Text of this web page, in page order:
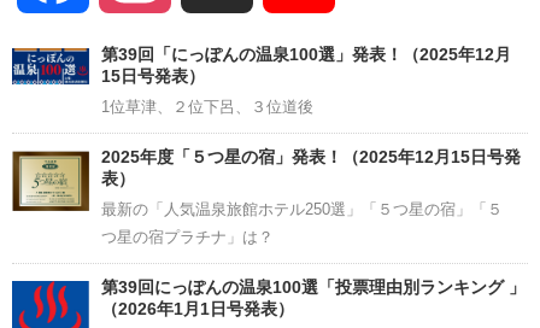
Channel
第39回「にっぽんの温泉100選」発表！（2025年12月
15日号発表）
1位草津、２位下呂、３位道後
2025年度「５つ星の宿」発表！（2025年12月15日号発
表）
最新の「人気温泉旅館ホテル250選」「５つ星の宿」「５
つ星の宿プラチナ」は？
第39回にっぽんの温泉100選「投票理由別ランキング 」
（2026年1月1日号発表）